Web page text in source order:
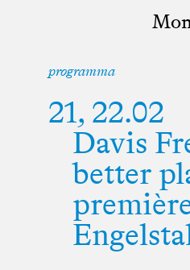
programma
21, 22.02
Davis
better
première